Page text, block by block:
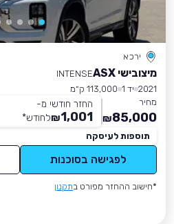
ירכא
מיצובישי ASX
INTENSE
2021 יד 1
113,000 ק״מ
מחיר
85,000
₪
החזר חודשי מ-
1,001
₪לחודש*
תוספות לעיסקה
לפגישה בסוכנות
*חישוב ההחזר מפורט בתקנון